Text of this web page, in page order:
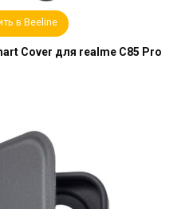
в Beeline
Cover для realme C85 Pro